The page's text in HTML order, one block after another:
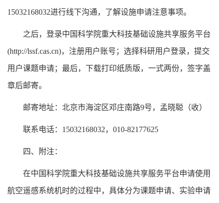
15032168032进行线下沟通，了解设施申请注意事项。
之后，登录中国科学院重大科技基础设施共享服务平台
(http://lssf.cas.cn)，注册用户账号；选择科研用户登录，提交
用户课题申请；最后，下载打印纸质版，一式两份，签字盖
章后邮寄。
邮寄地址：北京市海淀区邓庄南路9号，孟晓聪（收）
联系电话：15032168032，010-82177625
四、附注：
在中国科学院重大科技基础设施共享服务平台申请使用
航空遥感系统机时的过程中，具体分为课题申请、实验申请